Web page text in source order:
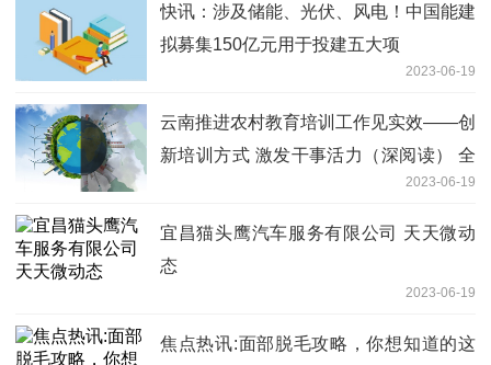
快讯：涉及储能、光伏、风电！中国能建
拟募集150亿元用于投建五大项
2023-06-19
云南推进农村教育培训工作见实效——创
新培训方式 激发干事活力（深阅读） 全
2023-06-19
宜昌猫头鹰汽车服务有限公司 天天微动
态
2023-06-19
焦点热讯:面部脱毛攻略，你想知道的这